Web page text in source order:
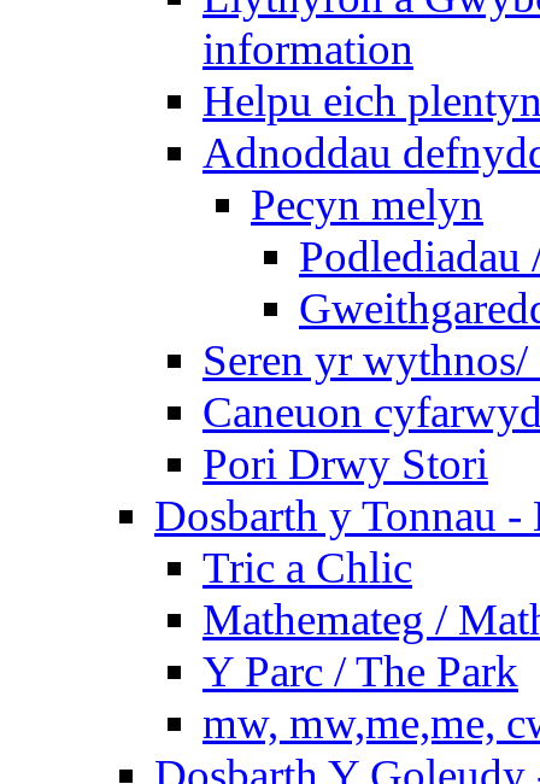
information
Helpu eich
Adnoddau
Pecyn melyn
Podlediadau
Seren yr
Caneuon
Pori Drwy Stori
Dosbarth y Tonnau -
Tric a Chlic
Mathemateg /
Y Parc / The Park
mw, mw,me,me,